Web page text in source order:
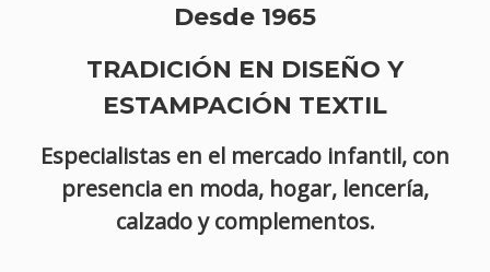
Desde 1965
TRADICIÓN EN DISEÑO Y
ESTAMPACIÓN TEXTIL
Especialistas en el mercado infantil, con
presencia en moda, hogar, lencería,
calzado y complementos.